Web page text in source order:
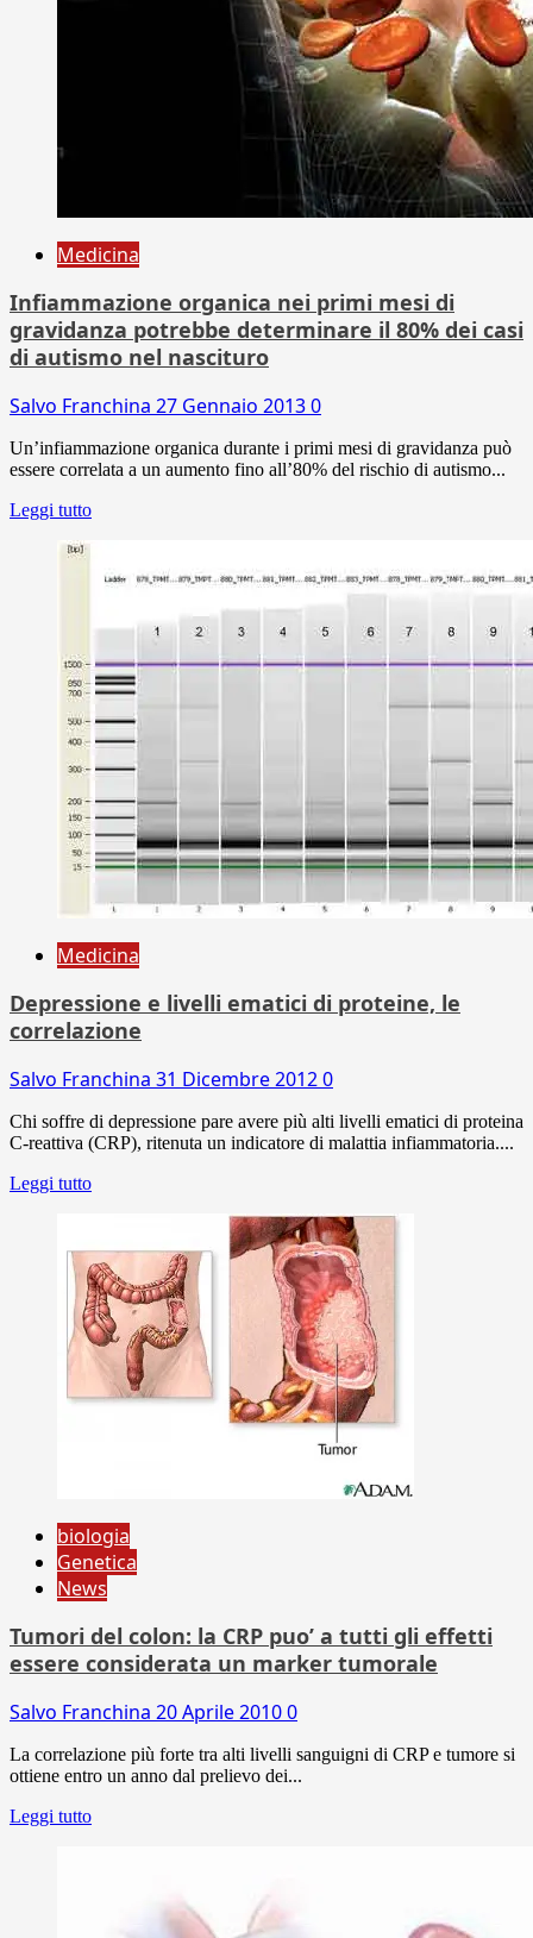
Medicina
Infiammazione organica nei primi mesi di
gravidanza potrebbe determinare il 80% dei casi
di autismo nel nascituro
Salvo Franchina 27 Gennaio 20130
Un’infiammazione organica durante i primi mesi di gravidanza può
essere correlata a un aumento fino all’80% del rischio di autismo...
Leggi tutto
Medicina
Depressione e livelli ematici di proteine, le
correlazione
Salvo Franchina 31 Dicembre 20120
Chi soffre di depressione pare avere più alti livelli ematici di proteina
C-reattiva (CRP), ritenuta un indicatore di malattia infiammatoria....
Leggi tutto
biologia
Genetica
News
Tumori del colon: la CRP puo’ a tutti gli effetti
essere considerata un marker tumorale
Salvo Franchina 20 Aprile 20100
La correlazione più forte tra alti livelli sanguigni di CRP e tumore si
ottiene entro un anno dal prelievo dei...
Leggi tutto